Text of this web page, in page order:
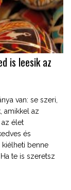
is leesik az
van: se szeri,
amikkel az
élet
és
benne
te is szeretsz